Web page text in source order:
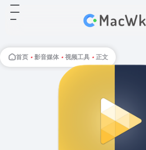
首页 • 影音媒体 • 视频工具 • 正文